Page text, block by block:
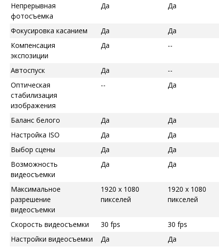
Непрерывная
фотосъемка
Да Да
Фокусировка касанием Да
Да
Компенсация
экспозиции
Да --
Автоспуск Да
--
Оптическая
стабилизация
изображения
-- Да
Баланс белого Да
Да
Настройка ISO
Да
Да
Выбор сцены
Да
Да
Возможность
видеосъемки
Да Да
Максимальное
разрешение
видеосъемки
1920 x 1080
пикселей
1920 x 1080
пикселей
Скорость видеосъемки 30 fps
30 fps
Настройки видеосъемки
Да
Да